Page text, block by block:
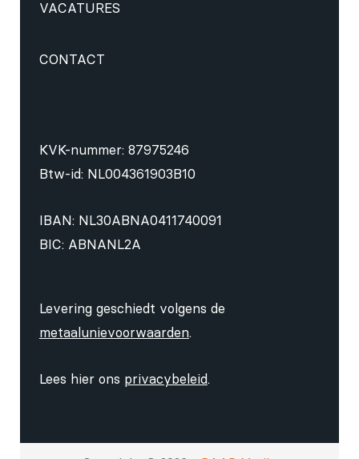
VACATURES
CONTACT
KVK-nummer: 87975246
Btw-id: NL004361903B10
IBAN: NL30ABNA0411740091
BIC: ABNANL2A
Levering geschiedt volgens de
metaalunievoorwaarden.
Lees hier ons privacybeleid.